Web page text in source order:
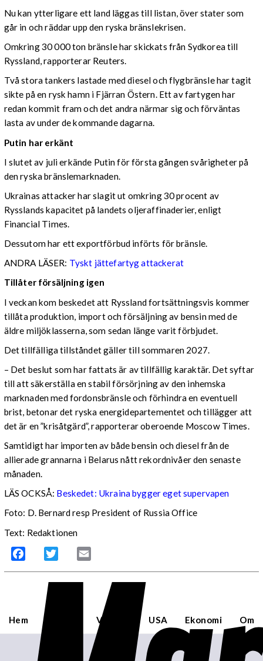
Nu kan ytterligare ett land läggas till listan, över stater som
går in och räddar upp den ryska bränslekrisen.
Omkring 30 000 ton bränsle har skickats från Sydkorea till
Ryssland, rapporterar Reuters.
Två stora tankers lastade med diesel och flygbränsle har tagit
sikte på en rysk hamn i Fjärran Östern. Ett av fartygen har
redan kommit fram och det andra närmar sig och förväntas
lasta av under de kommande dagarna.
Putin har erkänt
I slutet av juli erkände Putin för första gången svårigheter på
den ryska bränslemarknaden.
Ukrainas attacker har slagit ut omkring 30 procent av
Rysslands kapacitet på landets oljeraffinaderier, enligt
Financial Times.
Dessutom har ett exportförbud införts för bränsle.
ANDRA LÄSER: Tyskt jättefartyg attackerat
Tillåter försäljning igen
I veckan kom beskedet att Ryssland fortsättningsvis kommer
tillåta produktion, import och försäljning av bensin med de
äldre miljöklasserna, som sedan länge varit förbjudet.
Det tillfälliga tillståndet gäller till sommaren 2027.
– Det beslut som har fattats är av tillfällig karaktär. Det syftar
till att säkerställa en stabil försörjning av den inhemska
marknaden med fordonsbränsle och förhindra en eventuell
brist, betonar det ryska energidepartementet och tillägger att
det är en ”krisåtgärd”, rapporterar oberoende Moscow Times.
Samtidigt har importen av både bensin och diesel från de
allierade grannarna i Belarus nått rekordnivåer den senaste
månaden.
LÄS OCKSÅ: Beskedet: Ukraina bygger eget supervapen
Foto: D. Bernard resp President of Russia Office
Text: Redaktionen
Facebook Twitter
Hem Världen USA Ekonomi Om